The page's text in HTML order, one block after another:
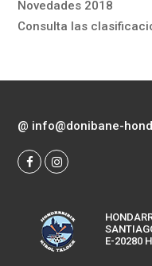
Novedades 2018
Consulta las
@ info@donibane-
E-20280